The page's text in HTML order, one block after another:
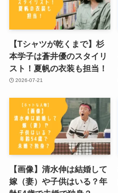
【Tシャツが乾くまで】杉
本学子は蒼井優のスタイリ
スト！夏帆の衣装も担当！
2026-07-21
【画像】清水伸は結婚して
嫁（妻）や子供はいる？年